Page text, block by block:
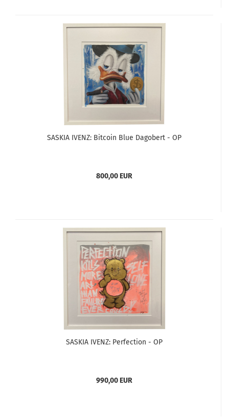
SASKIA IVENZ: Bitcoin Blue Dagobert - OP
800,00 EUR
SASKIA IVENZ: Perfection - OP
990,00 EUR